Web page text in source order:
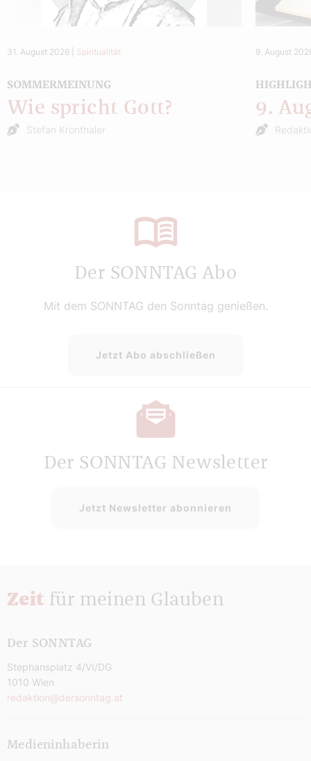
31. August 2026 Spiritualität
SOMMERMEINUNG
Wie spricht Gott?
Stefan Kronthaler
9. August
9.
Der SONNTAG Abo
Mit dem SONNTAG den Sonntag genießen.
Jetzt Abo abschließen
Der SONNTAG Newsletter
Jetzt Newsletter abonnieren
Zeit für meinen Glauben
Der SONNTAG
Stephansplatz 4/VI/DG
1010 Wien
redaktion@dersonntag.at
Medieninhaberin